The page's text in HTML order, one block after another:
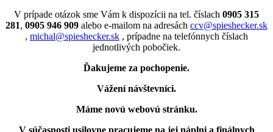
V prípade otázok sme Vám k dispozícii na tel. číslach 0905 315
281, 0905 946 909 alebo e-mailom na adresách ccv@spieshecker.sk
, michal@spieshecker.sk , prípadne na telefónnych číslach
jednotlivých pobočiek.
Ďakujeme za pochopenie.
Vážení návštevníci.
Máme novú webovú stránku.